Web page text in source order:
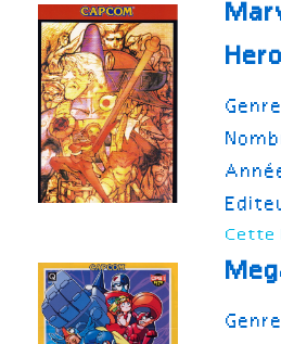
Genre
Cette
Genre